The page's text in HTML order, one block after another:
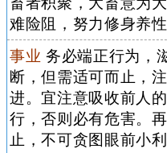
难险阻，努力修身养
事业 务必端正行为，
断，但需适可而止，
进。宜注意吸收前人
行，否则必有危害。
止，不可贪图眼前小